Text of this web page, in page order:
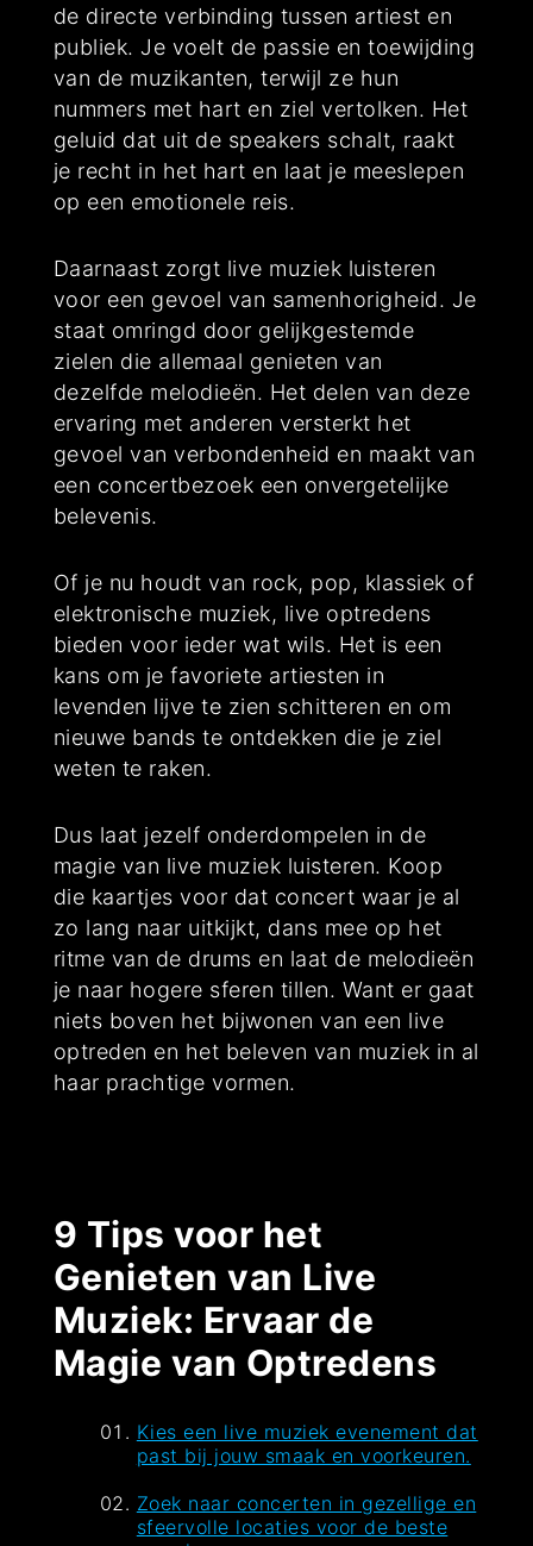
de directe verbinding tussen artiest en
publiek. Je voelt de passie en toewijding
van de muzikanten, terwijl ze hun
nummers met hart en ziel vertolken. Het
geluid dat uit de speakers schalt, raakt
je recht in het hart en laat je meeslepen
op een emotionele reis.
Daarnaast zorgt live muziek luisteren
voor een gevoel van samenhorigheid. Je
staat omringd door gelijkgestemde
zielen die allemaal genieten van
dezelfde melodieën. Het delen van deze
ervaring met anderen versterkt het
gevoel van verbondenheid en maakt van
een concertbezoek een onvergetelijke
belevenis.
Of je nu houdt van rock, pop, klassiek of
elektronische muziek, live optredens
bieden voor ieder wat wils. Het is een
kans om je favoriete artiesten in
levenden lijve te zien schitteren en om
nieuwe bands te ontdekken die je ziel
weten te raken.
Dus laat jezelf onderdompelen in de
magie van live muziek luisteren. Koop
die kaartjes voor dat concert waar je al
zo lang naar uitkijkt, dans mee op het
ritme van de drums en laat de melodieën
je naar hogere sferen tillen. Want er gaat
niets boven het bijwonen van een live
optreden en het beleven van muziek in al
haar prachtige vormen.
9 Tips voor het
Genieten van Live
Muziek: Ervaar de
Magie van Optredens
Kies een live muziek evenement dat
past bij jouw smaak en voorkeuren.
Zoek naar concerten in gezellige en
sfeervolle locaties voor de beste